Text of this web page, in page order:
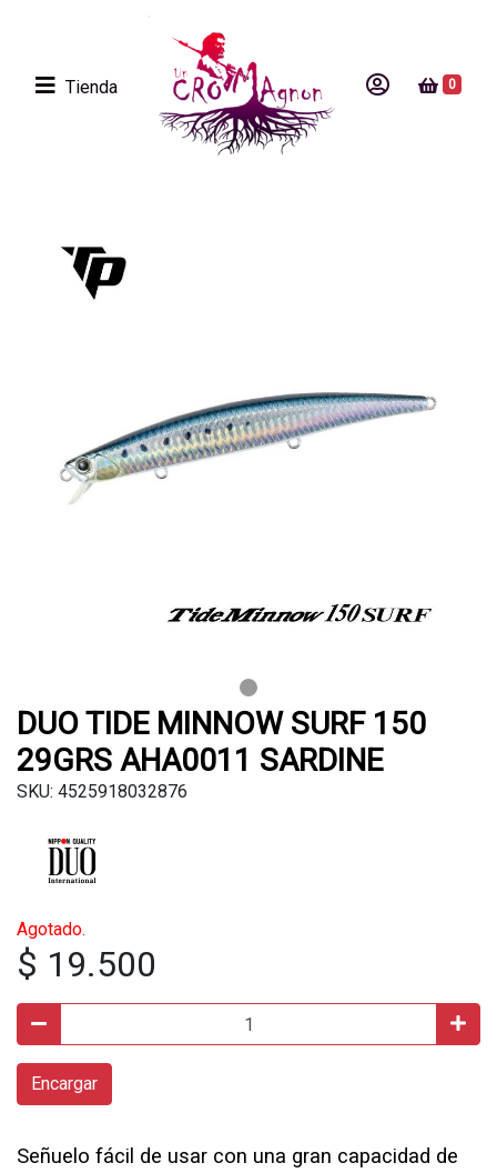
Tienda 0
DUO TIDE MINNOW SURF 150
29GRS AHA0011 SARDINE
SKU: 4525918032876
Agotado.
$ 19.500
Encargar
Señuelo fácil de usar con una gran capacidad de